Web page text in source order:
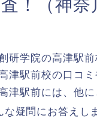
！（神奈
研学院の高津駅
津駅前校の口コ
津駅前には、他
な疑問にお答えし